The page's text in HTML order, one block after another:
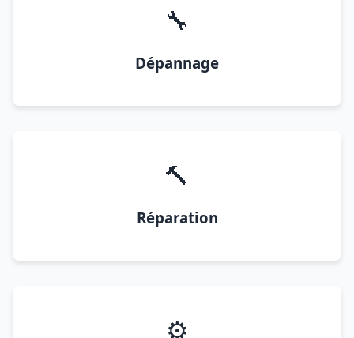
🔧
Dépannage
🔨
Réparation
⚙️